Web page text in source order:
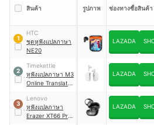
สินค้า รูปภาพ ช่องทางซื้อสินค้า
1
HTC
ชุดหูฟังแปลภาษา
NE20
LAZADA
2
Timekettle
หูฟังแปลภาษา M3
Online Translator
LAZADA
3
Lenovo
หูฟังแปลภาษา
Erazer XT66 Pro
LAZADA